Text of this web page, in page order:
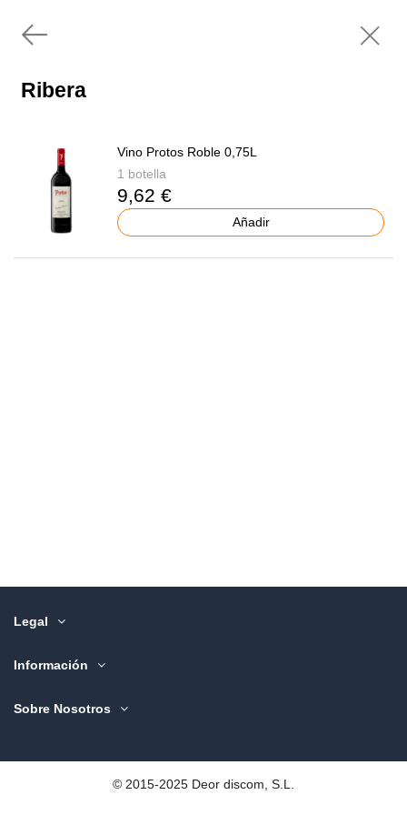
Ribera
Vino Protos Roble 0,75L
1 botella
9,62 €
Añadir
Legal
Información
Sobre Nosotros
©️ 2015-2025 Deor discom, S.L.